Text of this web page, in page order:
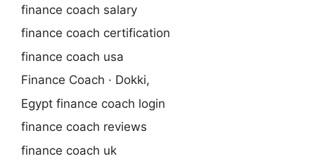
finance coach salary
finance coach certification
finance coach usa
Finance Coach · Dokki,
Egypt finance coach login
finance coach reviews
finance coach uk